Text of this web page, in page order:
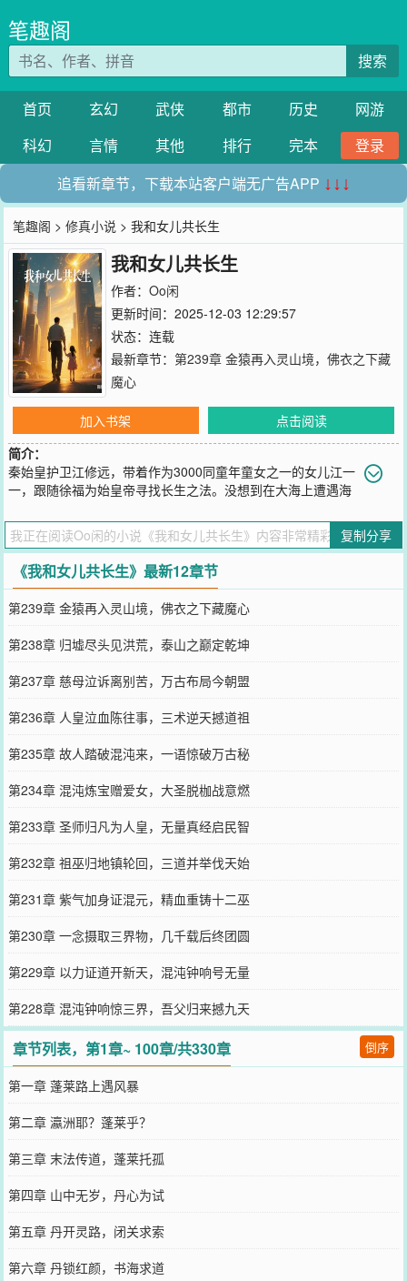
笔趣阁
搜索
首页 玄幻 武侠 都市 历史
网游
科幻
言情 其他 排行 完本
登录
追看新章节，下载本站客户端无广告APP ↓↓↓
笔趣阁 >修真小说 > 我和女儿共长生
我和女儿共长生
作者： Oo闲
更新时间：2025-12-03 12:29:57
状态：连载
最新章节： 第239章 金猿再入灵山境，佛衣之下藏
魔心
加入书架
点击阅读
简介：
秦始皇护卫江修远，带着作为3000同童年童女之一的女儿江一
一，跟随徐福为始皇帝寻找长生之法。没想到在大海上遭遇海
2000多年后的，华夏现代世界，这位大秦勇士带着一身修为，陪着只
有九岁模样的江一一，在这高楼林立的繁华都市开始了长生之路！！
您要是觉得《 我和女儿共长生》还不错的话请不要忘记向您QQ群和微
博微信里的朋友推荐哦！
复制分享
《我和女儿共长生》最新12章节
第239章 金猿再入灵山境，佛衣之下藏魔心
第238章 归墟尽头见洪荒，泰山之巅定乾坤
第237章 慈母泣诉离别苦，万古布局今朝盟
第236章 人皇泣血陈往事，三术逆天撼道祖
第235章 故人踏破混沌来，一语惊破万古秘
第234章 混沌炼宝赠爱女，大圣脱枷战意燃
第233章 圣师归凡为人皇，无量真经启民智
第232章 祖巫归地镇轮回，三道并举伐天始
第231章 紫气加身证混元，精血重铸十二巫
第230章 一念摄取三界物，几千载后终团圆
第229章 以力证道开新天，混沌钟响号无量
第228章 混沌钟响惊三界，吾父归来撼九天
章节列表，第1章~ 100章/共330章 倒序
第一章 蓬莱路上遇风暴
第二章 瀛洲耶？蓬莱乎？
第三章 末法传道，蓬莱托孤
第四章 山中无岁，丹心为试
第五章 丹开灵路，闭关求索
第六章 丹锁红颜，书海求道